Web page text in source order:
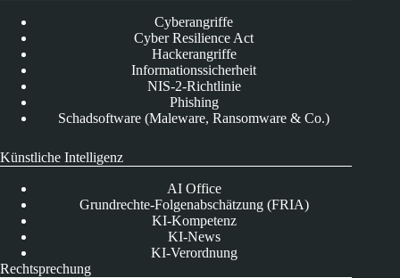
Cyberangriffe
Cyber Resilience Act
Hackerangriffe
Informationssicherheit
NIS-2-Richtlinie
Phishing
Schadsoftware (Maleware, Ransomware & Co.)
Künstliche Intelligenz
AI Office
Grundrechte-Folgenabschätzung (FRIA)
KI-Kompetenz
KI-News
KI-Verordnung
Rechtsprechung